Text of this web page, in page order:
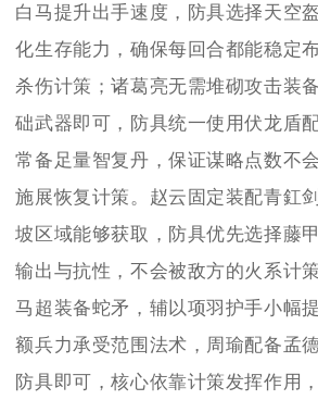
白马提升出手速度，防具选择天空
化生存能力，确保每回合都能稳定
杀伤计策；诸葛亮无需堆砌攻击装
础武器即可，防具统一使用伏龙盾
常备足量智复丹，保证谋略点数不
施展恢复计策。赵云固定装配青釭
坡区域能够获取，防具优先选择藤
输出与抗性，不会被敌方的火系计
马超装备蛇矛，辅以项羽护手小幅
额兵力承受范围法术，周瑜配备孟
防具即可，核心依靠计策发挥作用